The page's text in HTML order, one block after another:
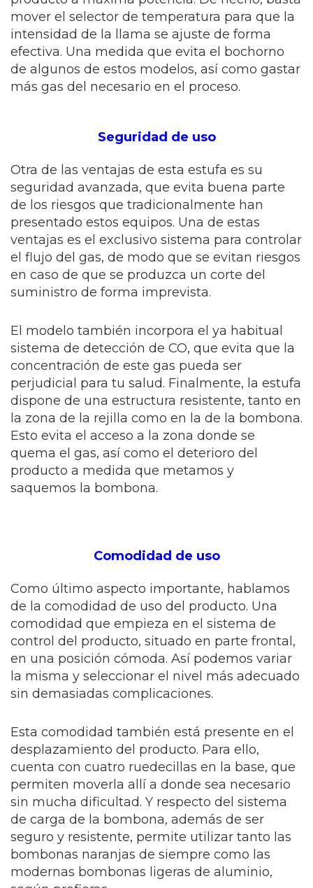
mover el selector de temperatura para que la
intensidad de la llama se ajuste de forma
efectiva. Una medida que evita el bochorno
de algunos de estos modelos, así como gastar
más gas del necesario en el proceso.
Seguridad de uso
Otra de las ventajas de esta estufa es su
seguridad avanzada, que evita buena parte
de los riesgos que tradicionalmente han
presentado estos equipos. Una de estas
ventajas es el exclusivo sistema para controlar
el flujo del gas, de modo que se evitan riesgos
en caso de que se produzca un corte del
suministro de forma imprevista.
El modelo también incorpora el ya habitual
sistema de detección de CO, que evita que la
concentración de este gas pueda ser
perjudicial para tu salud. Finalmente, la estufa
dispone de una estructura resistente, tanto en
la zona de la rejilla como en la de la bombona.
Esto evita el acceso a la zona donde se
quema el gas, así como el deterioro del
producto a medida que metamos y
saquemos la bombona.
Comodidad de uso
Como último aspecto importante, hablamos
de la comodidad de uso del producto. Una
comodidad que empieza en el sistema de
control del producto, situado en parte frontal,
en una posición cómoda. Así podemos variar
la misma y seleccionar el nivel más adecuado
sin demasiadas complicaciones.
Esta comodidad también está presente en el
desplazamiento del producto. Para ello,
cuenta con cuatro ruedecillas en la base, que
permiten moverla allí a donde sea necesario
sin mucha dificultad. Y respecto del sistema
de carga de la bombona, además de ser
seguro y resistente, permite utilizar tanto las
bombonas naranjas de siempre como las
modernas bombonas ligeras de aluminio,